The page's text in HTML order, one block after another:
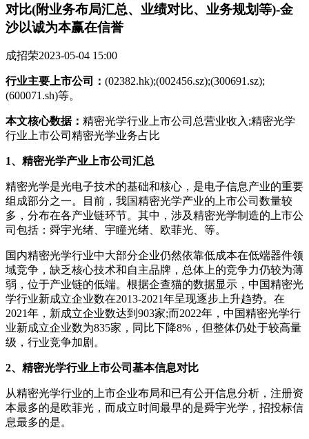
对比(附业务布局汇总、业绩对比、业务规划等)-金
沙以诚为本赢在信誉
成招荣2023-05-04 15:00
行业主要上市公司： (02382.hk);(002456.sz);(300691.sz);
(600071.sh)等。
本文核心数据： 精密光学行业上市公司总营业收入;精密光学
行业上市公司精密光学业务占比
1、精密光学产业上市公司汇总
精密光学是光电子技术的基础和核心，是电子信息产业的重要
组成部分之一。目前，我国精密光学产业的上市公司数量较
多，分布在各产业链环节。其中，涉及精密光学制造的上市公
司包括：舜宇光绪、宇瞳光绪、欧菲光、等。
国内精密光学行业中大部分企业仍然依靠低成本在低端器件领
域竞争，缺乏核心技术和自主品牌，总体上的竞争力仍较为薄
弱，位于产业链的低端。根据企查猫的数据显示，中国精密光
学行业新成立企业数在2013-2021年呈现逐步上升趋势。在
2021年，新成立企业数达到903家;而2022年，中国精密光学行
业新成立企业数为835家，同比下降8%，但整体仍处于较高量
级，行业竞争加剧。
2、精密光学行业上市公司基本信息对比
从精密光学行业的上市企业布局和已有公开信息分析，注册资
本最多的是欧菲光，而成立时间最早的是舜宇光学，招投标信
息最多的是。